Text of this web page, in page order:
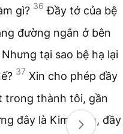
gì? 36 Đầy tớ của bệ
đường ngắn ở bên
tại sao bệ hạ lại
37 Xin cho phép đầy
trong thành tôi, gần
đây là Kim-ham, đầy